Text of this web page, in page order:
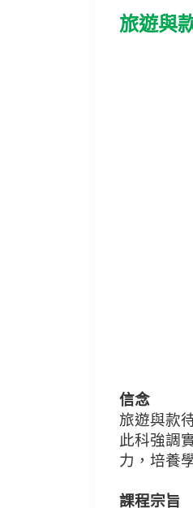
旅遊與
信念
旅遊與款
此科強調
力，培養
課程宗旨